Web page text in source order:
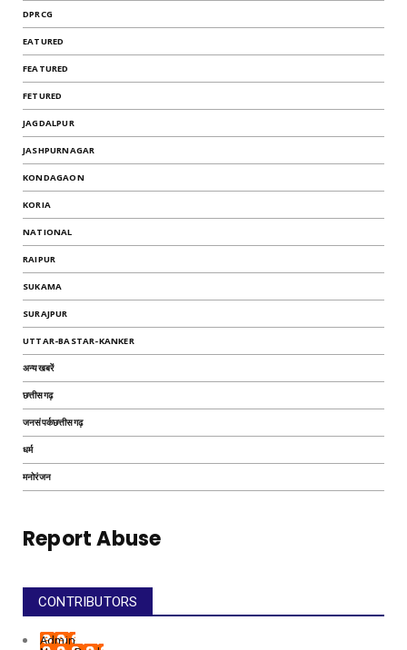
DPRCG
EATURED
FEATURED
FETURED
JAGDALPUR
JASHPURNAGAR
KONDAGAON
KORIA
NATIONAL
RAIPUR
SUKAMA
SURAJPUR
UTTAR-BASTAR-KANKER
अन्यखबरें
छत्तीसगढ़
जनसंपर्कछत्तीसगढ़
धर्म
मनोरंजन
Report Abuse
CONTRIBUTORS
Admin